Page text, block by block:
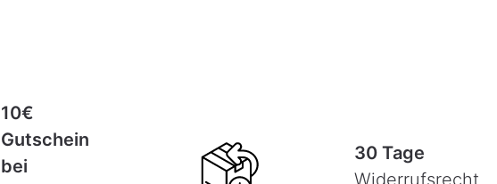
10€
Gutschein
bei
30 Tage
Widerrufsrecht